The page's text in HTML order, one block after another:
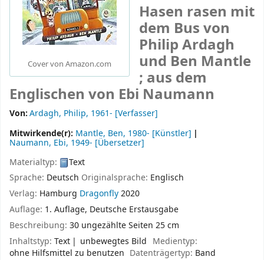
Cover von Amazon.com
Hasen rasen mit
dem Busvon
Philip Ardagh
und Ben Mantle
; aus dem
Englischen von Ebi Naumann
Von:Ardagh, Philip, 1961- [Verfasser]
Mitwirkende(r): Mantle, Ben, 1980- [Künstler]
Naumann, Ebi, 1949- [Übersetzer]
Materialtyp:
Text
Sprache: Deutsch Originalsprache: Englisch
Verlag: Hamburg Dragonfly2020
Auflage: 1. Auflage, Deutsche Erstausgabe
Beschreibung: 30 ungezählte Seiten 25 cm
Inhaltstyp: Text unbewegtes Bild Medientyp:
ohne Hilfsmittel zu benutzen Datenträgertyp: Band